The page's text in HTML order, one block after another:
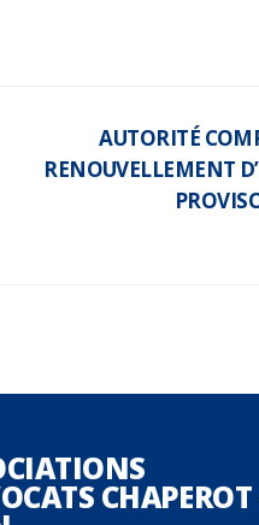
AUTORITÉ
RENOUVELLEMENT